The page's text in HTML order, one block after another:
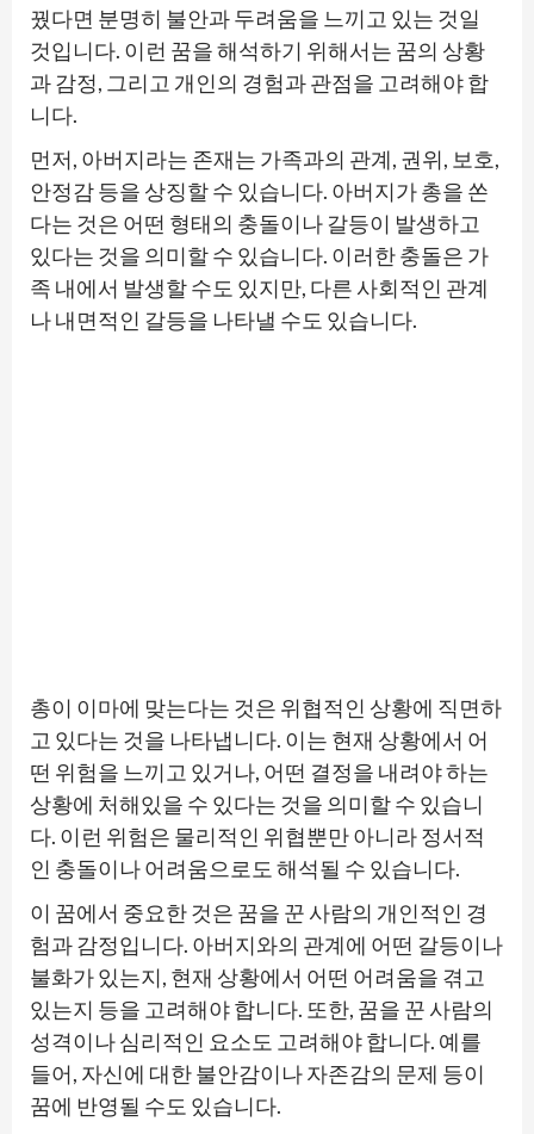
꿨다면 분명히 불안과 두려움을 느끼고 있는 것일
것입니다. 이런 꿈을 해석하기 위해서는 꿈의 상황
과 감정, 그리고 개인의 경험과 관점을 고려해야 합
니다.
먼저, 아버지라는 존재는 가족과의 관계, 권위, 보호,
안정감 등을 상징할 수 있습니다. 아버지가 총을 쏜
다는 것은 어떤 형태의 충돌이나 갈등이 발생하고
있다는 것을 의미할 수 있습니다. 이러한 충돌은 가
족 내에서 발생할 수도 있지만, 다른 사회적인 관계
나 내면적인 갈등을 나타낼 수도 있습니다.
총이 이마에 맞는다는 것은 위협적인 상황에 직면하
고 있다는 것을 나타냅니다. 이는 현재 상황에서 어
떤 위험을 느끼고 있거나, 어떤 결정을 내려야 하는
상황에 처해있을 수 있다는 것을 의미할 수 있습니
다. 이런 위험은 물리적인 위협뿐만 아니라 정서적
인 충돌이나 어려움으로도 해석될 수 있습니다.
이 꿈에서 중요한 것은 꿈을 꾼 사람의 개인적인 경
험과 감정입니다. 아버지와의 관계에 어떤 갈등이나
불화가 있는지, 현재 상황에서 어떤 어려움을 겪고
있는지 등을 고려해야 합니다. 또한, 꿈을 꾼 사람의
성격이나 심리적인 요소도 고려해야 합니다. 예를
들어, 자신에 대한 불안감이나 자존감의 문제 등이
꿈에 반영될 수도 있습니다.